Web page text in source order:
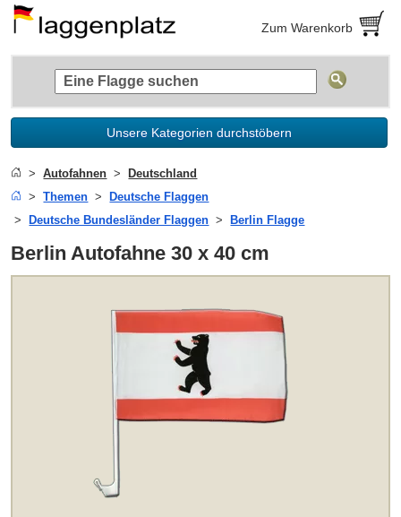
Zum Warenkorb
Unsere Kategorien durchstöbern
Autofahnen
Deutschland
Themen
Deutsche Flaggen
Deutsche Bundesländer Flaggen
Berlin Flagge
Berlin Autofahne 30 x 40 cm